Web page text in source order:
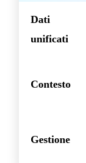
Dati
unificati
Contesto
Gestione